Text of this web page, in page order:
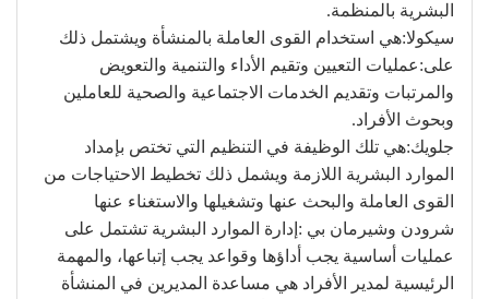
البشرية بالمنظمة.
سيكولا:هي استخدام القوى العاملة بالمنشأة ويشتمل ذلك
على:عمليات التعيين وتقيم الأداء والتنمية والتعويض
والمرتبات وتقديم الخدمات الاجتماعية والصحية للعاملين
وبحوث الأفراد.
جلويك:هي تلك الوظيفة في التنظيم التي تختص بإمداد
الموارد البشرية اللازمة ويشمل ذلك تخطيط الاحتياجات من
القوى العاملة والبحث عنها وتشغيلها والاستغناء عنها
شرودن وشيرمان بي :إدارة الموارد البشرية تشتمل على
عمليات أساسية يجب أداؤها وقواعد يجب إتباعها، والمهمة
الرئيسية لمدير الأفراد هي مساعدة المديرين في المنشأة